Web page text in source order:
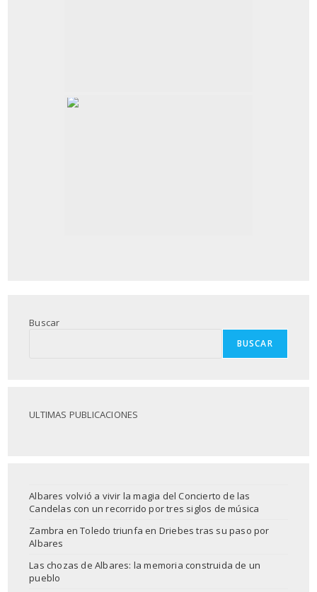
Buscar
BUSCAR
ULTIMAS PUBLICACIONES
Albares volvió a vivir la magia del Concierto de las
Candelas con un recorrido por tres siglos de música
Zambra en Toledo triunfa en Driebes tras su paso por
Albares
Las chozas de Albares: la memoria construida de un
pueblo